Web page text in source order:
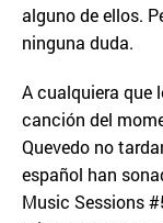
alguno de ellos.
ninguna duda.
A cualquiera que
canción del
Quevedo no
español han
Music Sessions